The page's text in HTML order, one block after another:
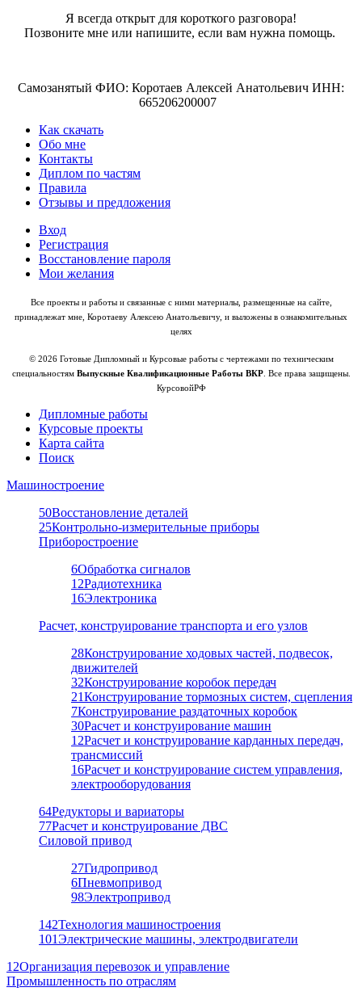
Я всегда открыт для короткого разговора!
Позвоните мне или напишите, если вам нужна помощь.
Самозанятый ФИО: Коротаев Алексей Анатольевич ИНН:
665206200007
Как скачать
Обо мне
Контакты
Диплом по частям
Правила
Отзывы и предложения
Вход
Регистрация
Восстановление пароля
Мои желания
Все проекты и работы и связанные с ними материалы, размещенные на сайте,
принадлежат мне, Коротаеву Алексею Анатольевичу, и выложены в ознакомительных
целях
© 2026 Готовые Дипломный и Курсовые работы с чертежами по техническим
специальностям Выпускные Квалификационные Работы ВКР. Все права защищены.
КурсовойРФ
Дипломные работы
Курсовые проекты
Карта сайта
Поиск
Машиностроение
50Восстановление деталей
25Контрольно-измерительные приборы
Приборостроение
6Обработка сигналов
12Радиотехника
16Электроника
Расчет, конструирование транспорта и его узлов
28Конструирование ходовых частей, подвесок,
движителей
32Конструирование коробок передач
21Конструирование тормозных систем, сцепления
7Конструирование раздаточных коробок
30Расчет и конструирование машин
12Расчет и конструирование карданных передач,
трансмиссий
16Расчет и конструирование систем управления,
электрооборудования
64Редукторы и вариаторы
77Расчет и конструирование ДВС
Силовой привод
27Гидропривод
6Пневмопривод
98Электропривод
142Технология машиностроения
101Электрические машины, электродвигатели
12Организация перевозок и управление
Промышленность по отраслям